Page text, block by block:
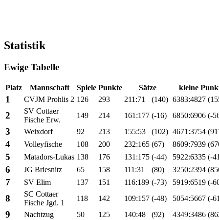
Statistik
Ewige Tabelle
Platz Mannschaft Spiele Punkte Sätze kleine
1 CVJM Prohlis 2 126 293 211:71 (140) 6383:4827
2
SV Cottaer
Fische Erw.
149 214 161:177 (-16) 6850:6906 (-
3 Weixdorf 92 213 155:53 (102) 4671:3754
4 Volleyfische 108 200 232:165 (67) 8609:7939
5 Matadors-Lukas 138 176 131:175 (-44) 5922:6335 (-
6 JG Briesnitz 65 158 111:31 (80) 3250:2394
7 SV Elim 137 151 116:189 (-73) 5919:6519 (-
8
SC Cottaer
Fische Jgd. 1
118 142 109:157 (-48) 5054:5667 (-
9 Nachtzug 50 125 140:48 (92) 4349:3486